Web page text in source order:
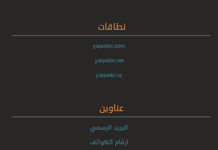
نطاقات
yaqoobi.com
yaqoobi.net
yaqoobi.iq
عناوين
البريد الرسمي
ارقام الهواتف